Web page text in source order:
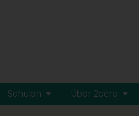
Schulen Über 2care